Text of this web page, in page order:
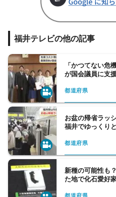
福井テレビの他の記事
「かつてない
が国会議員に支
都道府県
お盆の帰省ラッ
福井でゆっくり
都道府県
新種の可能性も
た地で化石愛好
都道府県